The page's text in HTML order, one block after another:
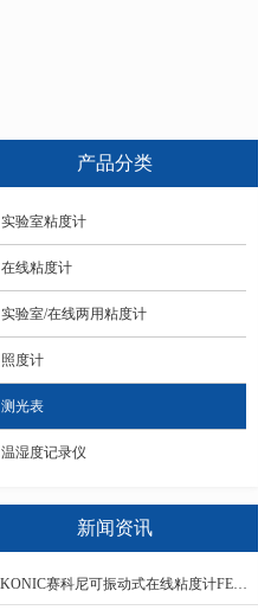
产品分类
实验室粘度计
在线粘度计
实验室/在线两用粘度计
照度计
测光表
温湿度记录仪
新闻资讯
SEKONIC赛科尼可振动式在线粘度计FEM-1000V